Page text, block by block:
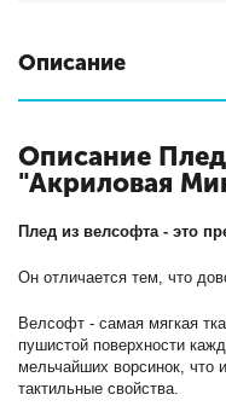
Описание
Описание Плед
"Акриловая
Плед из велсофта - это
Он отличается тем, что
Велсофт - самая мягкая
пушистой поверхности
мельчайших ворсинок, что
тактильные свойства.